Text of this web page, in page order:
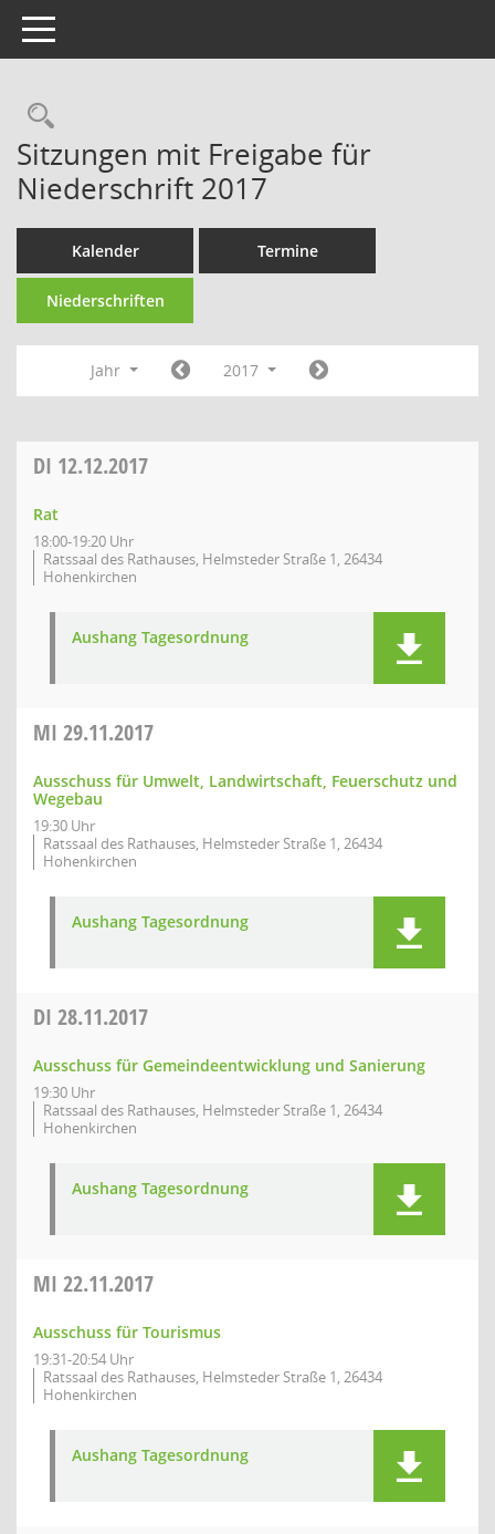
Toggle navigation
Rechercheauswahl
Sitzungen mit Freigabe für
Niederschrift 2017
Kalender Termine
Niederschriften
Jahr 2017
DI 12.12.2017
Rat
18:00-19:20 Uhr
Ratssaal des Rathauses, Helmsteder Straße 1, 26434
Hohenkirchen
Aushang Tagesordnung
MI 29.11.2017
Ausschuss für Umwelt, Landwirtschaft, Feuerschutz und
Wegebau
19:30 Uhr
Ratssaal des Rathauses, Helmsteder Straße 1, 26434
Hohenkirchen
Aushang Tagesordnung
DI 28.11.2017
Ausschuss für Gemeindeentwicklung und Sanierung
19:30 Uhr
Ratssaal des Rathauses, Helmsteder Straße 1, 26434
Hohenkirchen
Aushang Tagesordnung
MI 22.11.2017
Ausschuss für Tourismus
19:31-20:54 Uhr
Ratssaal des Rathauses, Helmsteder Straße 1, 26434
Hohenkirchen
Aushang Tagesordnung